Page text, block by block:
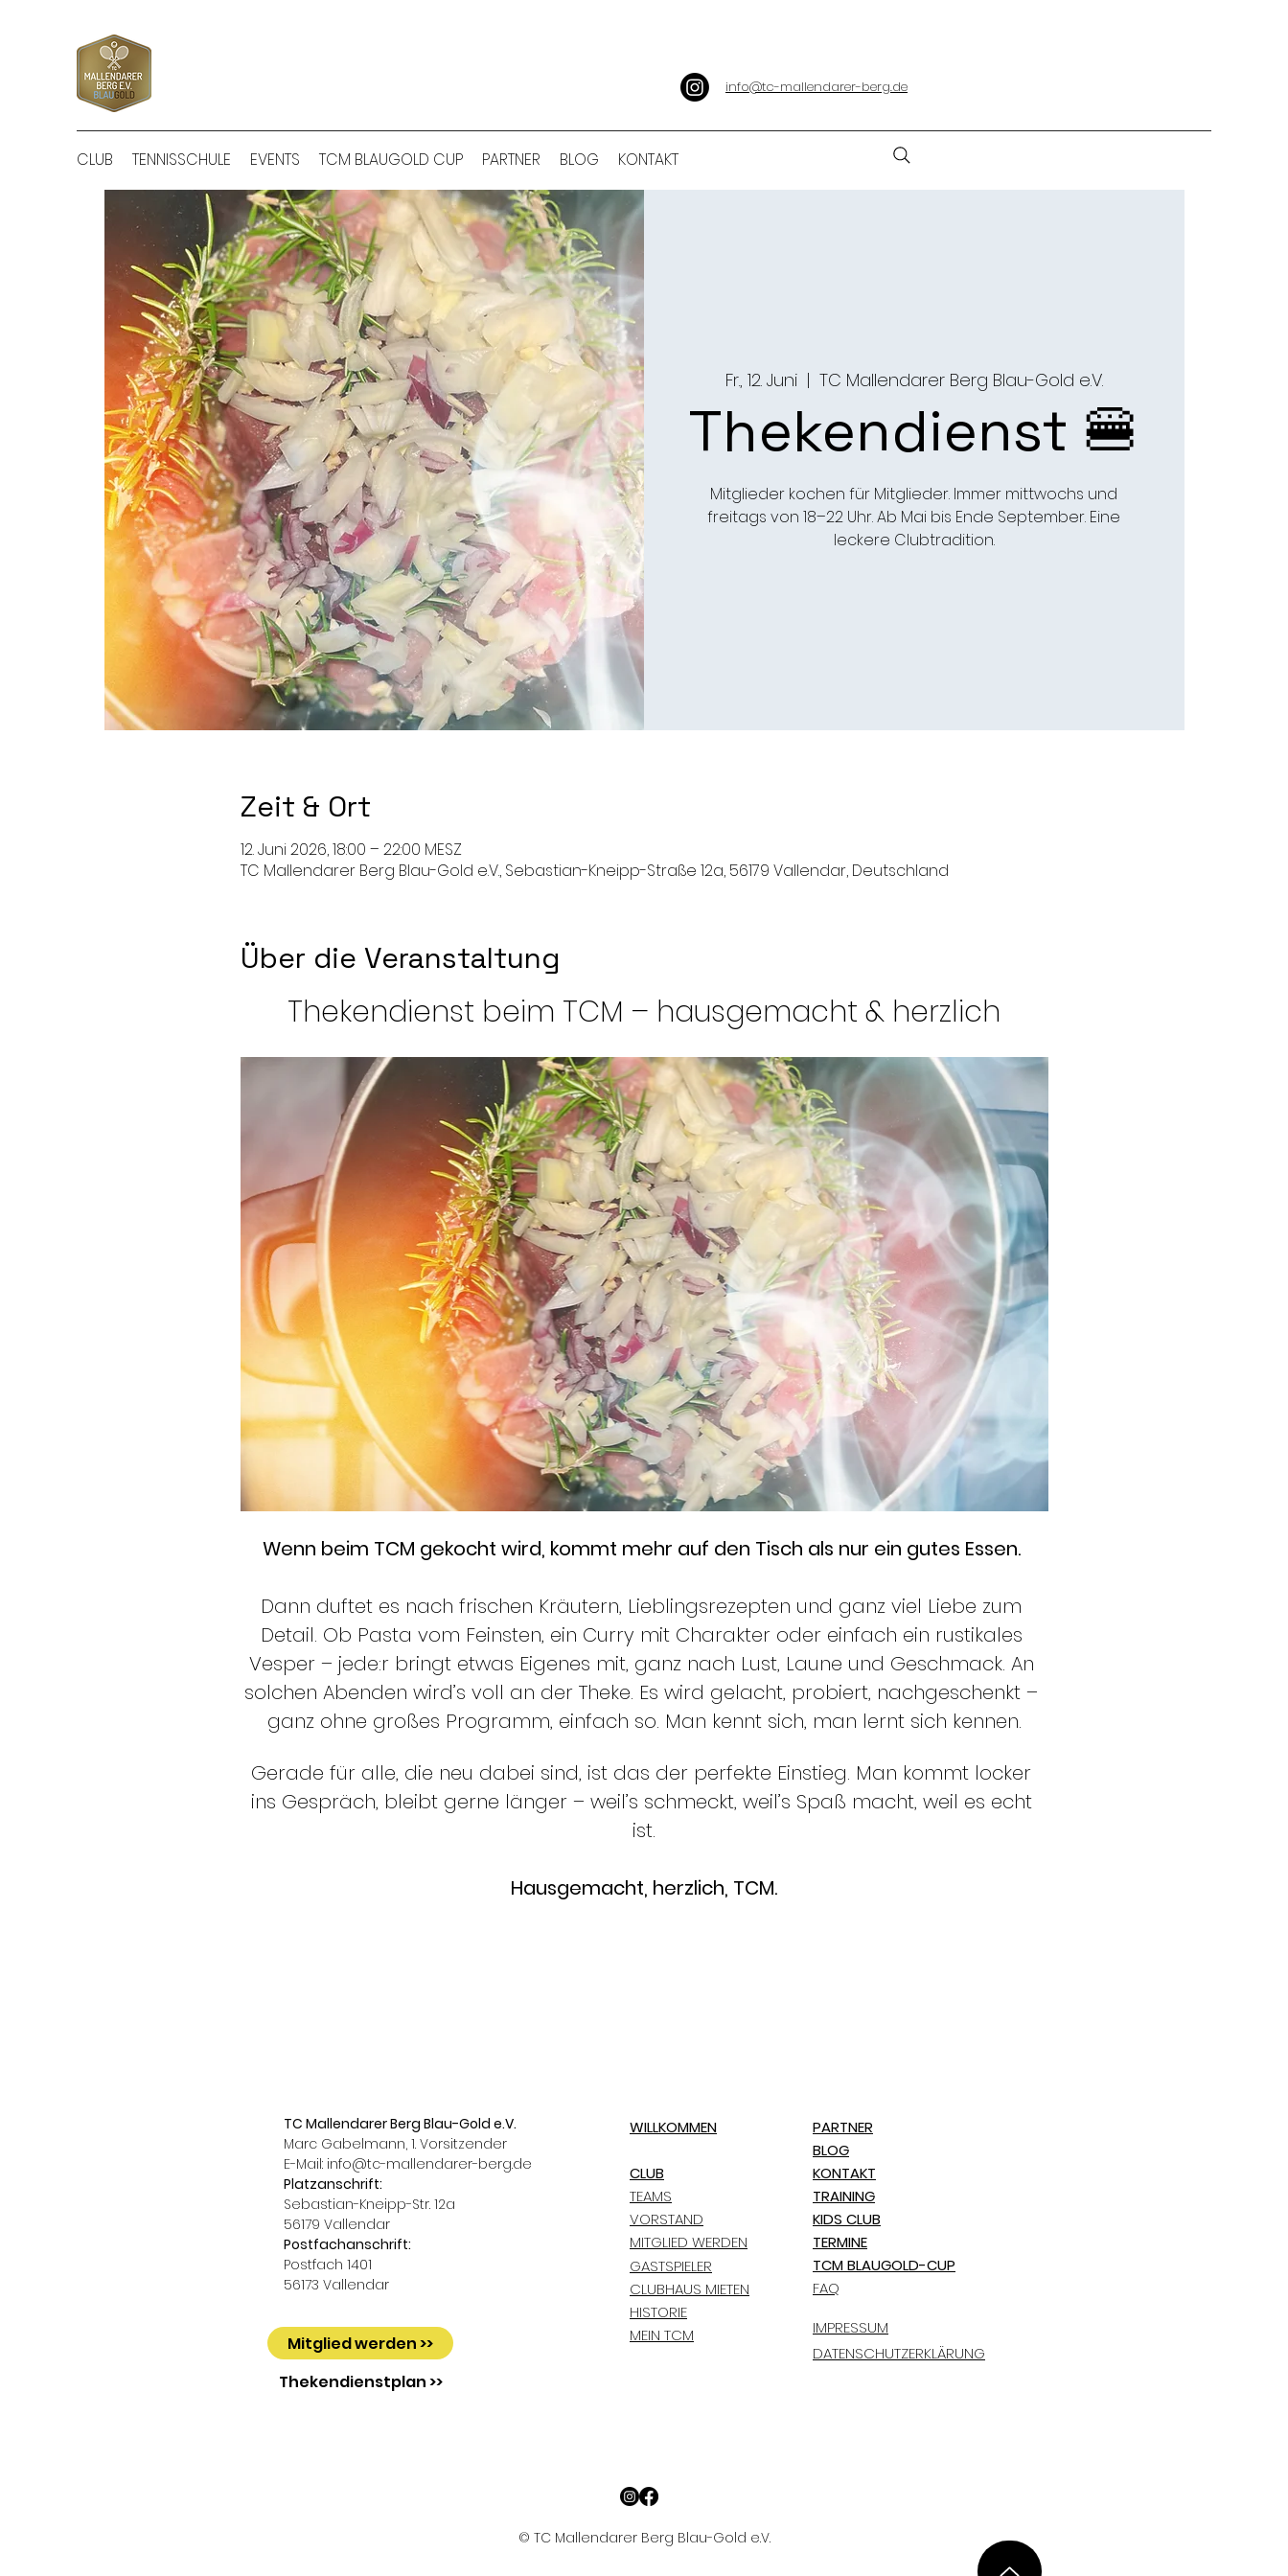
info@tc-mallendarer-berg.de
CLUB TENNISSCHULE EVENTS TCM BLAUGOLD CUP PARTNER BLOG KONTAKT
Fr., 12. Juni
  |
TC Mallendarer Berg Blau-Gold e.V.
Thekendienst 🍔
Mitglieder kochen für Mitglieder. Immer mittwochs und
freitags von 18–22 Uhr. Ab Mai bis Ende September. Eine
leckere Clubtradition.
Zeit & Ort
12. Juni 2026, 18:00 – 22:00 MESZ
TC Mallendarer Berg Blau-Gold e.V., Sebastian-Kneipp-Straße 12a, 56179 Vallendar, Deutschland
Über die Veranstaltung
Thekendienst beim TCM – hausgemacht & herzlich
Wenn beim TCM gekocht wird, kommt mehr auf den Tisch als nur ein gutes Essen.
Dann duftet es nach frischen Kräutern, Lieblingsrezepten und ganz viel Liebe zum
Detail. Ob Pasta vom Feinsten, ein Curry mit Charakter oder einfach ein rustikales
Vesper – jede:r bringt etwas Eigenes mit, ganz nach Lust, Laune und Geschmack. An
solchen Abenden wird’s voll an der Theke. Es wird gelacht, probiert, nachgeschenkt –
ganz ohne großes Programm, einfach so. Man kennt sich, man lernt sich kennen.
Gerade für alle, die neu dabei sind, ist das der perfekte Einstieg. Man kommt locker
ins Gespräch, bleibt gerne länger – weil’s schmeckt, weil’s Spaß macht, weil es echt
ist.
Hausgemacht, herzlich, TCM.
TC Mallendarer Berg Blau-Gold e.V.
Marc Gabelmann, 1. Vorsitzender
E-Mail: info@tc-mallendarer-berg.de
Platzanschrift:
Sebastian-Kneipp-Str. 12a
56179 Vallendar
Postfachanschrift:
Postfach 1401
56173 Vallendar
Mitglied werden >>
WILLKOMMEN
CLUB
TEAMS
MITGLIED WERDEN
VORSTAND
GASTSPIELER
CLUBHAUS MIETEN
HISTORIE
MEIN TCM
Thekendienstplan >>
PARTNER
KONTAKT
BLOG
KIDS CLUB
TERMINE
TCM BLAUGOLD-CUP
FAQ
TRAINING
IMPRESSUM
DATENSCHUTZERKLÄRUNG
© TC Mallendarer Berg Blau-Gold e.V.